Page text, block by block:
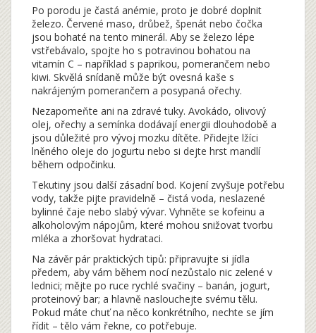
Po porodu je častá anémie, proto je dobré doplnit
železo. Červené maso, drůbež, špenát nebo čočka
jsou bohaté na tento minerál. Aby se železo lépe
vstřebávalo, spojte ho s potravinou bohatou na
vitamín C – například s paprikou, pomerančem nebo
kiwi. Skvělá snídaně může být ovesná kaše s
nakrájeným pomerančem a posypaná ořechy.
Nezapomeňte ani na zdravé tuky. Avokádo, olivový
olej, ořechy a semínka dodávají energii dlouhodobě a
jsou důležité pro vývoj mozku dítěte. Přidejte lžíci
lněného oleje do jogurtu nebo si dejte hrst mandlí
během odpočinku.
Tekutiny jsou další zásadní bod. Kojení zvyšuje potřebu
vody, takže pijte pravidelně – čistá voda, neslazené
bylinné čaje nebo slabý vývar. Vyhněte se kofeinu a
alkoholovým nápojům, které mohou snižovat tvorbu
mléka a zhoršovat hydrataci.
Na závěr pár praktických tipů: připravujte si jídla
předem, aby vám během nocí nezůstalo nic zelené v
lednici; mějte po ruce rychlé svačiny – banán, jogurt,
proteinový bar; a hlavně naslouchejte svému tělu.
Pokud máte chuť na něco konkrétního, nechte se jím
řídit – tělo vám řekne, co potřebuje.